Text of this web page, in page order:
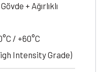
+ Ağırlıklı
/ +60°C
Intensity Grade)